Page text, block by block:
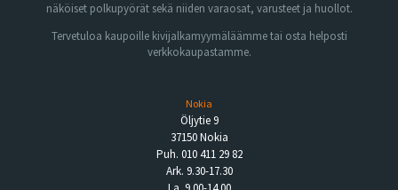
näköiset polkupyörät sekä niiden varaosat, varusteet ja huollot.
Tervetuloa kaupoille kivijalkamyymäläämme tai osta helposti
verkkokaupastamme.
Nokia
Öljytie 9
37150 Nokia
Puh. 010 411 29 82
Ark. 9.30-17.30